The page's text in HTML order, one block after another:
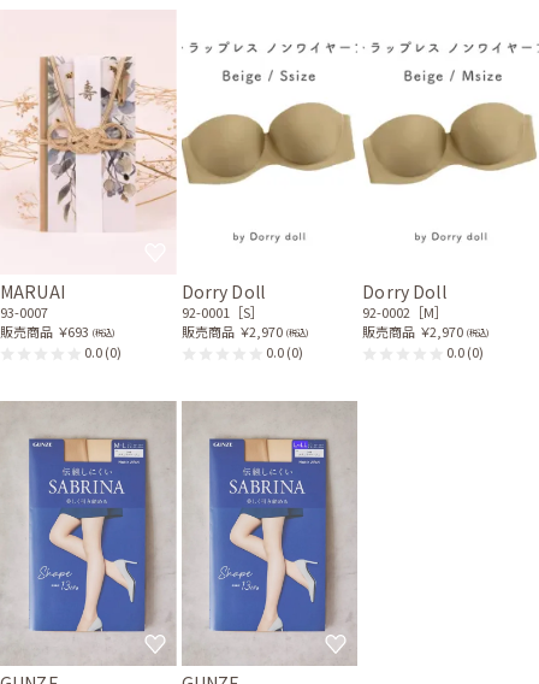
MARUAI
93-0007
販売商品 ￥693 (税込)
0.0(0)
Dorry Doll
92-0001［S］
販売商品 ￥2,970 (税込)
0.0(0)
Dorry Doll
92-0002［M］
販売商品 ￥2,970 (税込)
0.0(0)